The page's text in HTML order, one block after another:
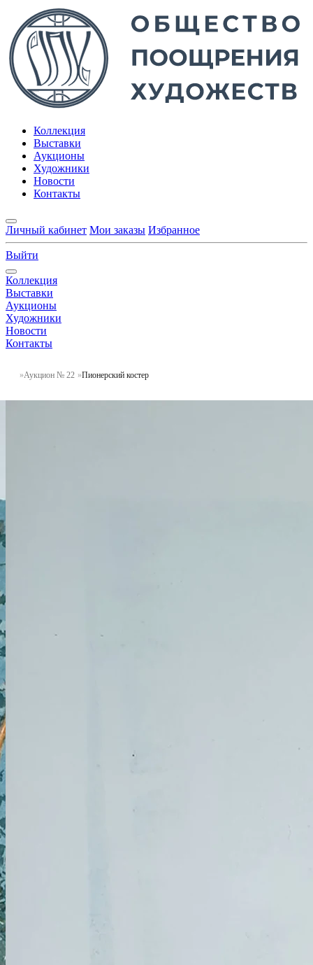
Коллекция
Выставки
Аукционы
Художники
Новости
Контакты
Личный кабинет Мои заказы Избранное
Выйти
Коллекция
Выставки
Аукционы
Художники
Новости
Контакты
Аукцион № 22 Пионерский костер